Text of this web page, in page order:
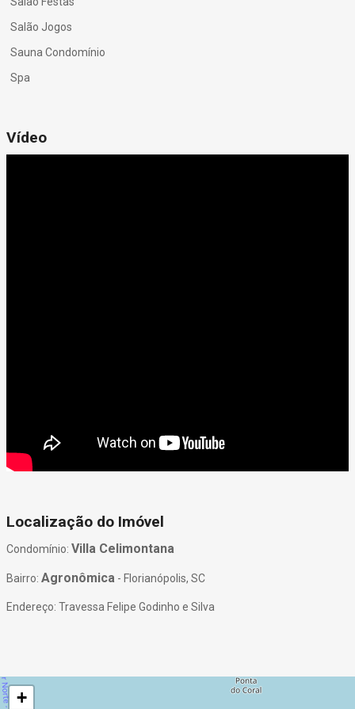
Salão Jogos
Sauna Condomínio
Spa
Vídeo
Localização do Imóvel
Condomínio: Villa Celimontana
Bairro: Agronômica - Florianópolis, SC
Endereço: Travessa Felipe Godinho e Silva
+